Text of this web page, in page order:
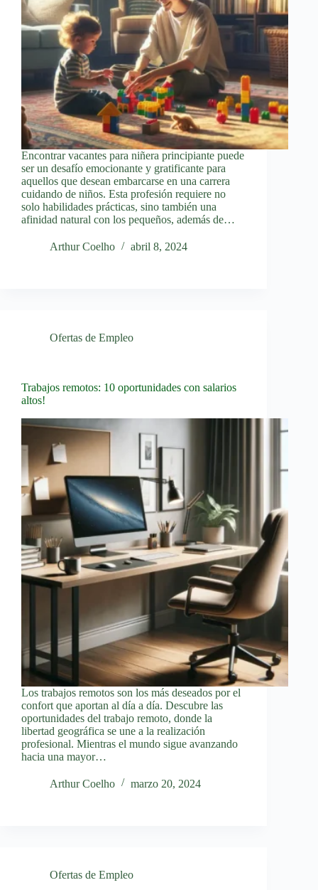
Encontrar vacantes para niñera principiante puede
ser un desafío emocionante y gratificante para
aquellos que desean embarcarse en una carrera
cuidando de niños. Esta profesión requiere no
solo habilidades prácticas, sino también una
afinidad natural con los pequeños, además de…
Arthur Coelho abril 8, 2024
Ofertas de Empleo
Trabajos remotos: 10 oportunidades con salarios
altos!
Los trabajos remotos son los más deseados por el
confort que aportan al día a día. Descubre las
oportunidades del trabajo remoto, donde la
libertad geográfica se une a la realización
profesional. Mientras el mundo sigue avanzando
hacia una mayor…
Arthur Coelho marzo 20, 2024
Ofertas de Empleo